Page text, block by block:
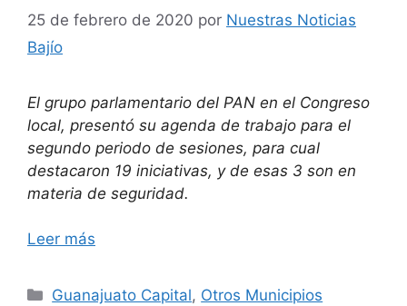
25 de febrero de 2020 por Nuestras Noticias
Bajío
El grupo parlamentario del PAN en el Congreso
local, presentó su agenda de trabajo para el
segundo periodo de sesiones, para cual
destacaron 19 iniciativas, y de esas 3 son en
materia de seguridad.
Leer más
Categorías
Guanajuato Capital, Otros Municipios